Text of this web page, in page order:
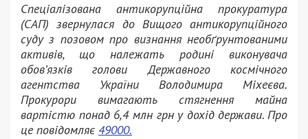
Спеціалізована антикорупційна прокуратура
(САП) звернулася до Вищого антикорупційного
суду з позовом про визнання необґрунтованими
активів, що належать родині виконувача
обов’язків голови Державного космічного
агентства України Володимира Міхеєва.
Прокурори вимагають стягнення майна
вартістю понад 6,4 млн грн у дохід держави. Про
це повідомляє 49000.